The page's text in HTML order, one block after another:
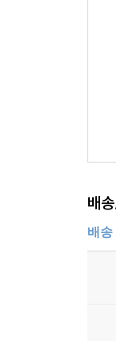
배
배송